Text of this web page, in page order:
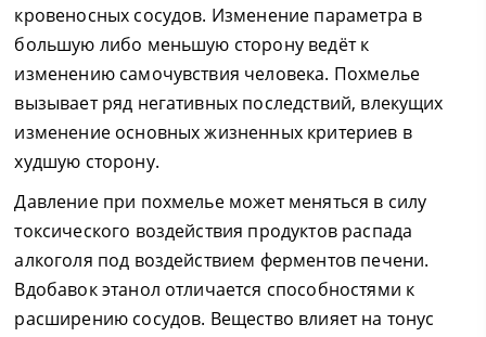
кровеносных сосудов. Изменение параметра в
большую либо меньшую сторону ведёт к
изменению самочувствия человека. Похмелье
вызывает ряд негативных последствий, влекущих
изменение основных жизненных критериев в
худшую сторону.
Давление при похмелье может меняться в силу
токсического воздействия продуктов распада
алкоголя под воздействием ферментов печени.
Вдобавок этанол отличается способностями к
расширению сосудов. Вещество влияет на тонус